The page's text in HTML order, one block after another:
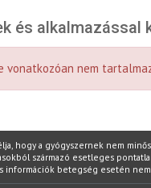
és
vonatkozóan nem
hogy a gyógyszernek nem
származó esetleges
információk betegség esetén